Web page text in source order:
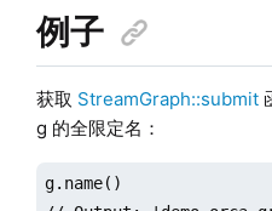
例子
获取 StreamGraph::submit
g 的全限定名：
g.name()